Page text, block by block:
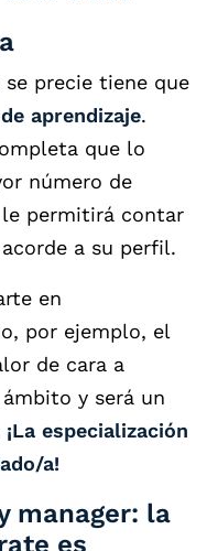
precie tiene que
aprendizaje.
que lo
número de
permitirá contar
a su perfil.
en
por ejemplo, el
de cara a
y será un
¡La especialización
a!
manager: la
es